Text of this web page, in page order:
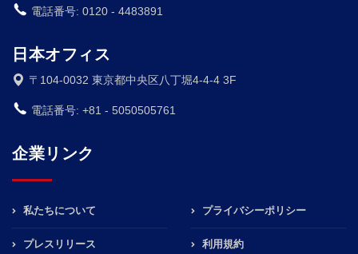
電話番号: 0120 - 4483891
日本オフィス
〒104-0032 東京都中央区八丁堀4-4-4 3F
電話番号: +81 - 5050505761
企業リンク
私たちについて
プレスリリース
プライバシーポリシー
利用規約